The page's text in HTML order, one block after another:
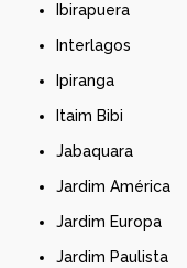
Ibirapuera
Interlagos
Ipiranga
Itaim Bibi
Jabaquara
Jardim América
Jardim Europa
Jardim Paulista